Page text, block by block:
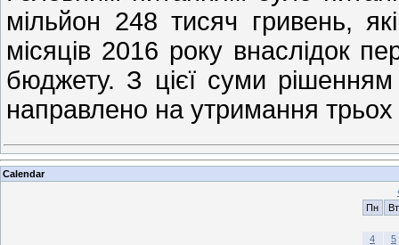
мільйон 248 тисяч гривень,
місяців 2016 року внаслідок
бюджету. З цієї суми рішенням
направлено на утримання
Calendar
Пн
Вт
4
5